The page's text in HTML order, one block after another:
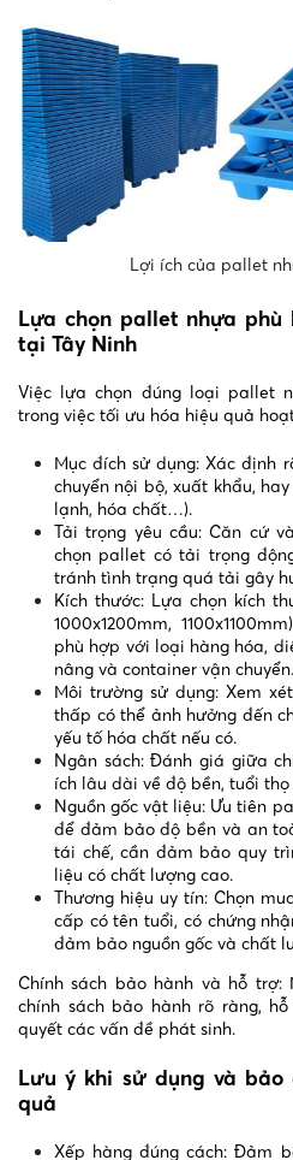
Lợi ích của pallet
Lựa chọn pallet nhựa phù
tại Tây Ninh
Việc lựa chọn đúng loại pallet
trong việc tối ưu hóa hiệu quả
Mục đích sử dụng: Xác định
chuyển nội bộ, xuất khẩu,
lạnh, hóa chất…).
Tải trọng yêu cầu: Căn cứ
chọn pallet có tải trọng
tránh tình trạng quá tải gây
Kích thước: Lựa chọn kích
1000x1200mm,
phù hợp với loại hàng hóa,
nâng và container vận chuyển.
Môi trường sử dụng: Xem
thấp có thể ảnh hưởng đến
yếu tố hóa chất nếu có.
Ngân sách: Đánh giá giữa
ích lâu dài về độ bền, tuổi
Nguồn gốc vật liệu: Ưu tiên
để đảm bảo độ bền và an
tái chế, cần đảm bảo quy
liệu có chất lượng cao.
Thương hiệu uy tín: Chọn
cấp có tên tuổi, có chứng
đảm bảo nguồn gốc và chất
Chính sách bảo hành và hỗ
chính sách bảo hành rõ ràng,
quyết các vấn đề phát sinh.
Lưu ý khi sử dụng và
quả
Xếp hàng đúng cách: Đảm